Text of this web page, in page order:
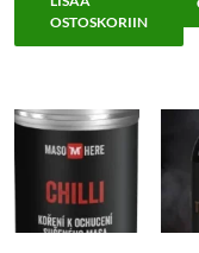
5,99€.3,49€.
OSTOSKORIIN